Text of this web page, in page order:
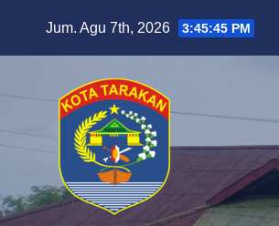
Jum. Agu 7th, 2026 3:45:47 PM